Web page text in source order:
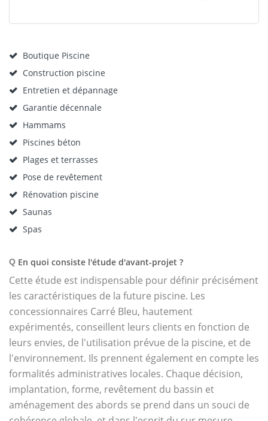
Boutique Piscine
Construction piscine
Entretien et dépannage
Garantie décennale
Hammams
Piscines béton
Plages et terrasses
Pose de revêtement
Rénovation piscine
Saunas
Spas
Q En quoi consiste l'étude d'avant-projet ?
Cette étude est indispensable pour définir précisément
les caractéristiques de la future piscine. Les
concessionnaires Carré Bleu, hautement
expérimentés, conseillent leurs clients en fonction de
leurs envies, de l'utilisation prévue de la piscine, et de
l'environnement. Ils prennent également en compte les
formalités administratives locales. Chaque décision,
implantation, forme, revêtement du bassin et
aménagement des abords se prend dans un souci de